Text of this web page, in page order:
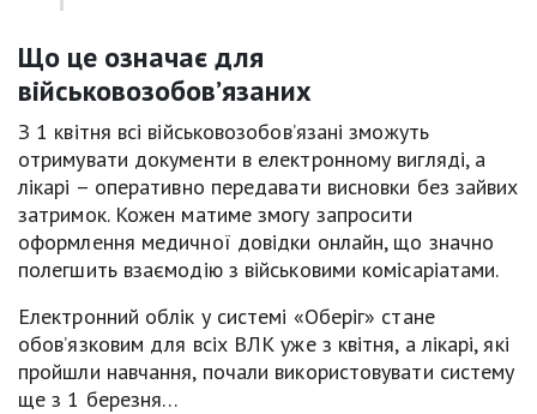
Що це означає для
військовозобов’язаних
З 1 квітня всі військовозобов’язані зможуть
отримувати документи в електронному вигляді, а
лікарі – оперативно передавати висновки без зайвих
затримок. Кожен матиме змогу запросити
оформлення медичної довідки онлайн, що значно
полегшить взаємодію з військовими комісаріатами.
Електронний облік у системі «Оберіг» стане
обов’язковим для всіх ВЛК уже з квітня, а лікарі, які
пройшли навчання, почали використовувати систему
ще з 1 березня…